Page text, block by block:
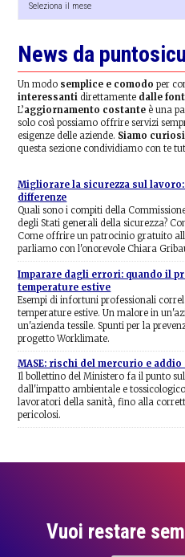
news
News da
Un modo semplice e comodo per
interessanti direttamente dalle
L’aggiornamento costante è una
solo così possiamo offrire servizi
esigenze delle aziende. Siamo
questa sezione condividiamo con te
Migliorare la sicurezza sul
differenze
Quali sono i compiti della
degli Stati generali della sicurezza?
Come offrire un patrocinio gratuito
parliamo con l'onorevole Chiara
Imparare dagli errori: quando il
temperature estive
Esempi di infortuni professionali
temperature estive. Un malore in
un'azienda tessile. Spunti per la
progetto Worklimate.
MASE: rischi del mercurio e
Il bollettino del Ministero fa il punto
dall'impatto ambientale e
lavoratori della sanità, fino alla
pericolosi.
Vuoi restare